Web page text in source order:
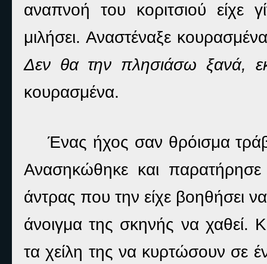
αναπνοή του κοριτσιού είχε
μιλήσει. Αναστέναξε
Δεν θα την πλησιάσω ξανά,
κουρασμένα.
Ένας ήχος σαν θρόισμα
Ανασηκώθηκε και
άντρας που την είχε βοηθήσει
άνοιγμα της σκηνής να χαθεί.
τα χείλη της να κυρτώσουν σε